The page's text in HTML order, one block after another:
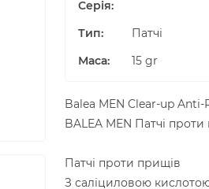
Серія:
Тип:
Патчі
Маса: 15 gr
Balea MEN Clear-up
BALEA MEN Патчі
Патчі проти прищів
З саліциловою